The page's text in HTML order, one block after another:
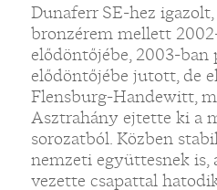
Dunaferr SE-hez
bronzérem mellett
elődöntőjébe, 2003-ban
elődöntőjébe jutott, de
Flensburg-Handewitt,
Asztrahány ejtette ki a
sorozatból. Közben
nemzeti együttesnek is,
vezette csapattal